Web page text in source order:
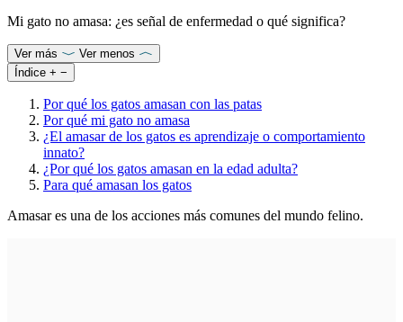
Mi gato no amasa: ¿es señal de enfermedad o qué significa?
Ver más
Ver menos
Índice + −
Por qué los gatos amasan con las patas
Por qué mi gato no amasa
¿El amasar de los gatos es aprendizaje o comportamiento
innato?
¿Por qué los gatos amasan en la edad adulta?
Para qué amasan los gatos
Amasar es una de los acciones más comunes del mundo felino.